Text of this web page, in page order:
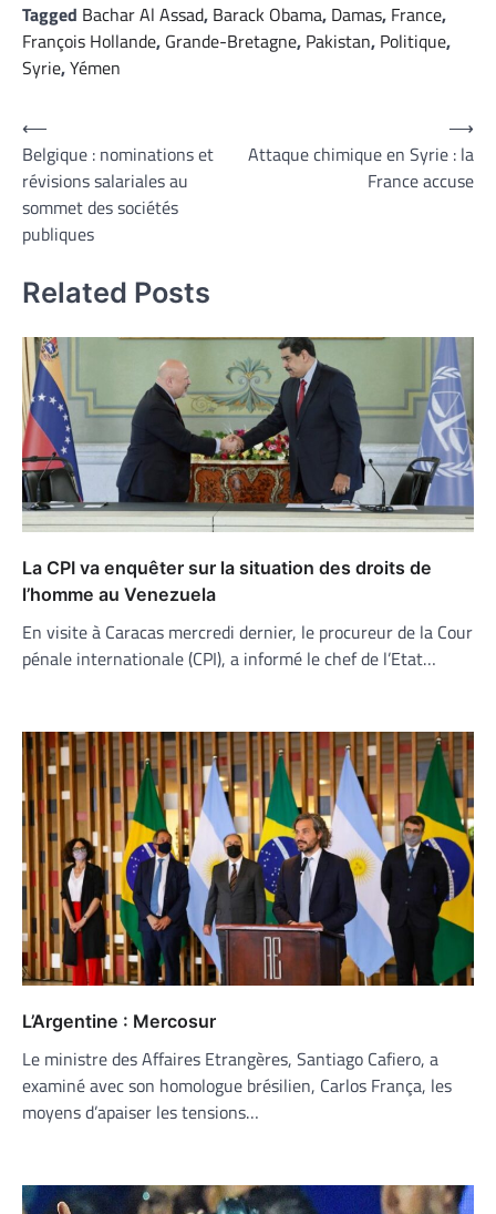
Tagged Bachar Al Assad, Barack Obama, Damas, France,
François Hollande, Grande-Bretagne, Pakistan, Politique,
Syrie,Yémen
Navigation
de
l’article
⟵
Belgique : nominations et
révisions salariales au
sommet des sociétés
publiques
Attaque chimique en Syrie : la
France accuse
⟶
Related Posts
La CPI va enquêter sur la situation des droits de
l’homme au Venezuela
En visite à Caracas mercredi dernier, le procureur de la Cour
pénale internationale (CPI), a informé le chef de l’Etat…
L’Argentine : Mercosur
Le ministre des Affaires Etrangères, Santiago Cafiero, a
examiné avec son homologue brésilien, Carlos França, les
moyens d’apaiser les tensions…